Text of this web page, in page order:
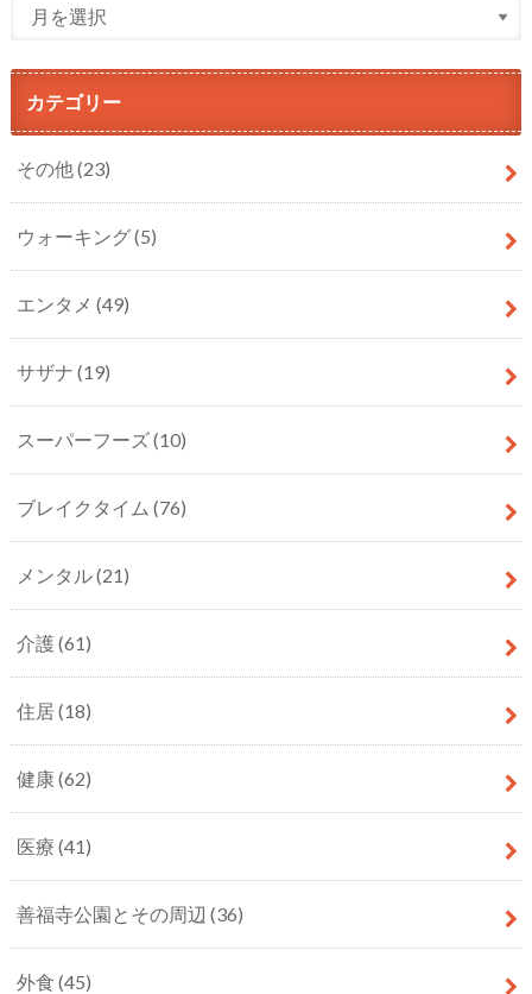
カテゴリー
その他(23)
ウォーキング(5)
エンタメ (49)
サザナ (19)
スーパーフーズ(10)
ブレイクタイム (76)
メンタル(21)
介護(61)
住居(18)
健康(62)
医療 (41)
善福寺公園とその周辺 (36)
外食 (45)